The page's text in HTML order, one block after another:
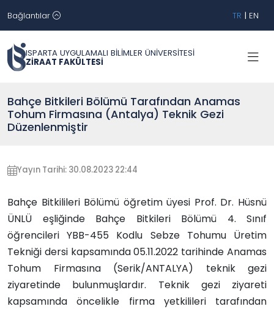
Bağlantılar TR | EN
ISPARTA UYGULAMALI BİLİMLER ÜNİVERSİTESİ
ZİRAAT FAKÜLTESİ
Bahçe Bitkileri Bölümü Tarafından Anamas
Tohum Firmasına (Antalya) Teknik Gezi
Düzenlenmiştir
Yayın Tarihi: 30.08.2023 22:44
Bahçe Bitkilileri Bölümü öğretim üyesi Prof. Dr. Hüsnü
ÜNLÜ eşliğinde Bahçe Bitkileri Bölümü 4. Sınıf
öğrencileri YBB-455 Kodlu Sebze Tohumu Üretim
Tekniği dersi kapsamında 05.11.2022 tarihinde Anamas
Tohum Firmasına (Serik/ANTALYA) teknik gezi
ziyaretinde bulunmuşlardır. Teknik gezi ziyareti
kapsamında öncelikle firma yetkilileri tarafından